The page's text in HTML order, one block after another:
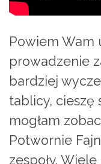
Powiem Wam
prowadzenie
bardziej
tablicy, cieszę
mogłam
Potwornie
zespoły.